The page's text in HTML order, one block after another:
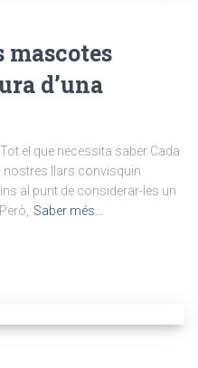
mascotes
d’una
el que necessita saber Cada
nostres llars convisquin
al punt de considerar-les un
Saber més…